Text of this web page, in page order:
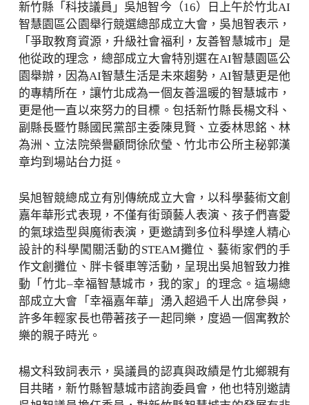
新竹縣「科技議員」吳旭智今（16）日上午於竹北AI
智慧園區公園舉行競選總部成立大會，吳旭智表示，
「爭取教育資源，升級社會福利，友善智慧城市」是
他從政的理念，總部成立大會特別選在AI智慧園區公
園舉辦，因為AI智慧生活是未來趨勢，AI智慧更是他
的專精所在，讓竹北成為一個友善溫暖的智慧城市，
更是他一直以來努力的目標。包括新竹縣長楊文科、
副縣長暨竹縣國民黨部主委陳見賢、立委林思銘、林
為洲、立法院榮譽顧問徐欣瑩、竹北市公所主秘郭漢
章均到場站台力挺。
吳旭智競總成立有別傳統成立大會，以科學藝術文創
嘉年華形式表現，不僅有街頭藝人表演、孩子們喜愛
的氣球造型與魔術表演，更邀請到多位科學達人精心
設計的科學闖關活動的STEAM攤位、藝術家們的手
作文創攤位、胖卡餐車等活動，呈現出吳旭智致力推
動「竹北–幸福智慧城市，我的家」的理念。這場總
部成立大會「幸福嘉年華」湧入超過千人出席參與，
許多年輕家長也帶著孩子一起同樂，度過一個寓教於
樂的親子時光。
楊文科致詞表示，吳議員的認真與政績是竹北鄉親有
目共睹，新竹縣智慧城市諮詢委員會，他也特別邀請